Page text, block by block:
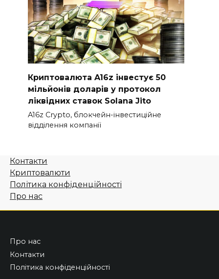
Криптовалюта A16z інвестує 50
мільйонів доларів у протокол
ліквідних ставок Solana Jito
A16z Crypto, блокчейн-інвестиційне
відділення компанії
Контакти
Криптовалюти
Політика конфіденційності
Про нас
Про нас
Контакти
Політика конфіденційності